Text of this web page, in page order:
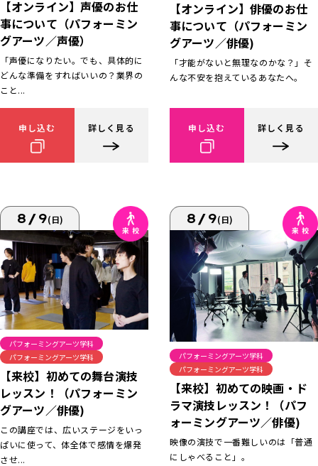
【オンライン】声優のお仕
事について（パフォーミン
グアーツ／声優）
「声優になりたい。でも、具体的に
どんな準備をすればいいの？業界の
こと...
申し込む 詳しく見る
【オンライン】俳優のお仕
事について（パフォーミン
グアーツ／俳優)
「才能がないと無理なのかな？」そ
んな不安を抱えているあなたへ。
申し込む 詳しく見る
8/9(日)
パフォーミングアーツ学科
パフォーミングアーツ学科
【来校】初めての舞台演技
レッスン！（パフォーミン
グアーツ／俳優)
この講座では、広いステージをいっ
ぱいに使って、体全体で感情を爆発
させ...
8/9(日)
パフォーミングアーツ学科
パフォーミングアーツ学科
【来校】初めての映画・ド
ラマ演技レッスン！（パフ
ォーミングアーツ／俳優)
映像の演技で一番難しいのは「普通
にしゃべること」。